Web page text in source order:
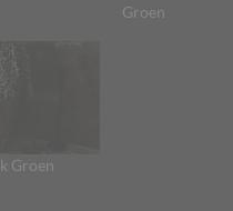
Groen
Groen